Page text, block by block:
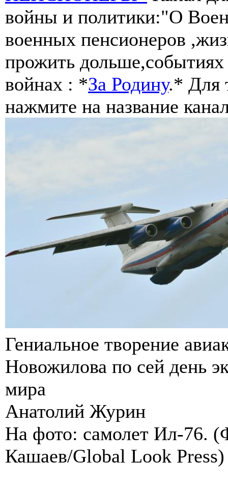
войны и политики:"О
военных пенсионеров
прожить
войнах : *За Родину.* Для
нажмите на название
Гениальное творение
Новожилова по сей день
мира
Анатолий Журин
На фото: самолет Ил-76.
Кашаев/Global Look Press)